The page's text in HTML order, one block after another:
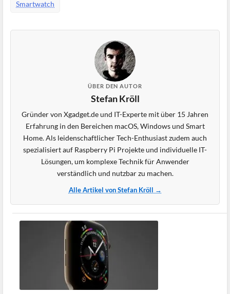
Smartwatch
ÜBER DEN AUTOR
Stefan Kröll
Gründer von Xgadget.de und IT-Experte mit über 15 Jahren
Erfahrung in den Bereichen macOS, Windows und Smart
Home. Als leidenschaftlicher Tech-Enthusiast zudem auch
spezialisiert auf Raspberry Pi Projekte und individuelle IT-
Lösungen, um komplexe Technik für Anwender
verständlich und nutzbar zu machen.
Alle Artikel von Stefan Kröll →